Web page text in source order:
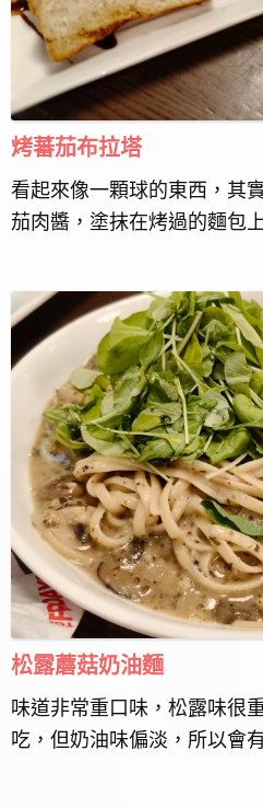
烤蕃茄布拉塔
看起來像一顆球的東西，其
茄肉醬，塗抹在烤過的麵包
松露蘑菇奶油麵
味道非常重口味，松露味很
吃，但奶油味偏淡，所以會